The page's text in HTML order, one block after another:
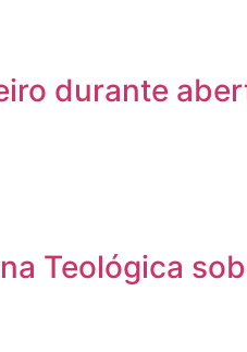
durante
Teológica